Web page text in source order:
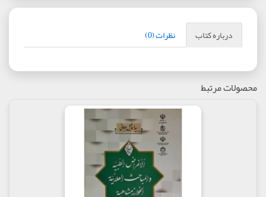
درباره کتاب نظرات (0)
محصولات مرتبط